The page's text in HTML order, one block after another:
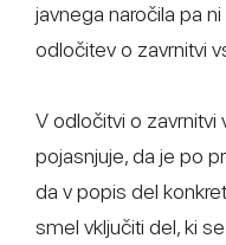
javnega naročila pa
odločitev o zavrnitvi
V odločitvi o
pojasnjuje, da je po
da v popis del
smel vključiti del, ki